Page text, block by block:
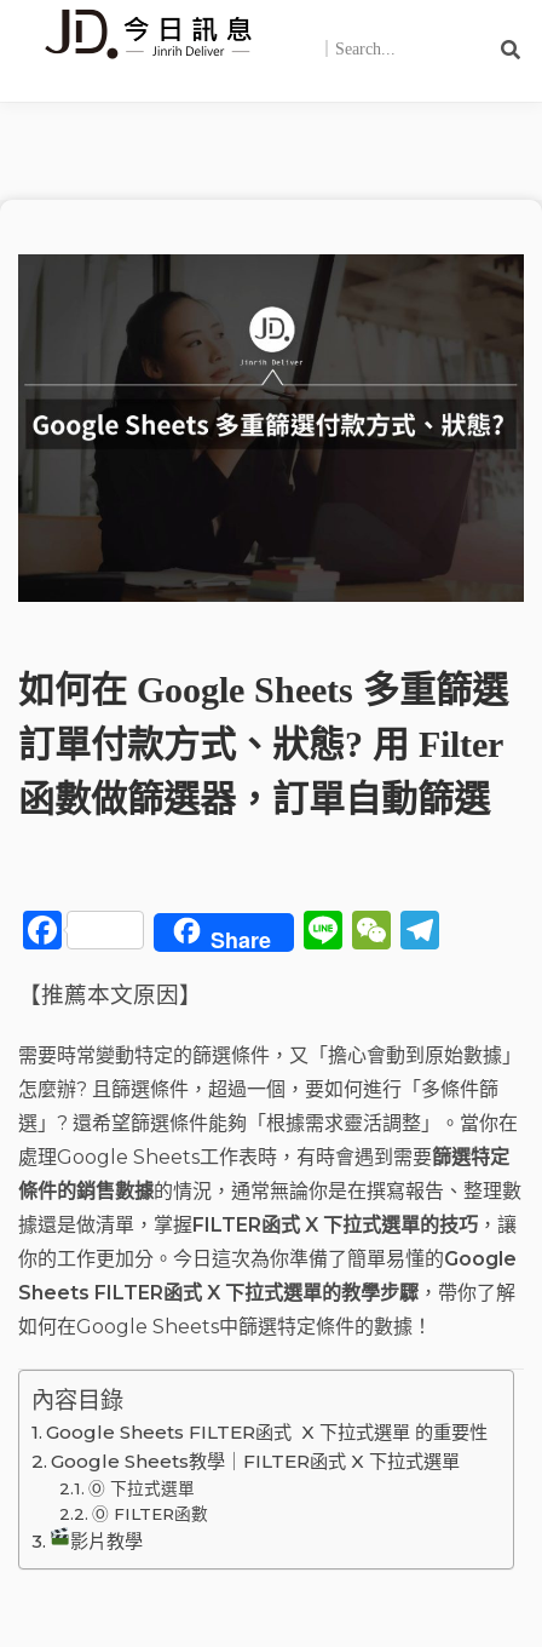
如何在 Google Sheets 多重篩選
訂單付款方式、狀態? 用 Filter
函數做篩選器，訂單自動篩選
F
c
e
b
o
o
k
Share
Li W
h
a
t
g
ra
m
【推薦本文原因】
需要時常變動特定的篩選條件，又「擔心會動到原始數據」
怎麼辦? 且篩選條件，超過一個，要如何進行「多條件篩
選」? 還希望篩選條件能夠「根據需求靈活調整」。當你在
處理Google Sheets工作表時，有時會遇到需要篩選特定
條件的銷售數據的情況，通常無論你是在撰寫報告、整理數
據還是做清單，掌握FILTER函式 X 下拉式選單的技巧 ，讓
你的工作更加分。今日這次為你準備了簡單易懂的Google
Sheets FILTER函式 X 下拉式選單的教學步驟 ，帶你了解
如何在Google Sheets中篩選特定條件的數據！
內容目錄
Google Sheets FILTER函式 X 下拉式選單 的重要性
Google Sheets教學｜FILTER函式 X 下拉式選單
Ⓞ 下拉式選單
Ⓞ FILTER函數
影片教學